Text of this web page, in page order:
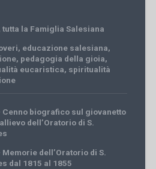
tutta la Famiglia Salesiana
, educazione salesiana,
, pedagogia della gioia,
eucaristica, spiritualità
Cenno biografico sul giovanetto
dell’Oratorio di S.
dell’Oratorio di S.
dal 1815 al 1855